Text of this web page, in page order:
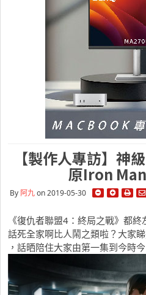
【製作人專訪】神
原Iron
By 阿九on 2019-05-30
《復仇者聯盟4：終局之戰》都
話死全家啊比人鬧之類啦？大家
，話晒陪住大家由第一集到今時